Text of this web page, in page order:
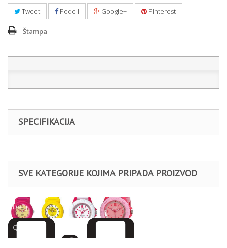
Tweet Podeli Google+ Pinterest
Štampa
SPECIFIKACIJA
SVE KATEGORIJE KOJIMA PRIPADA PROIZVOD
Dečiji
Q&Q